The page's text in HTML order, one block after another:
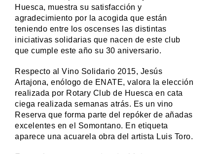
Huesca, muestra su satisfacción y
agradecimiento por la acogida que están
teniendo entre los oscenses las distintas
iniciativas solidarias que nacen de este club
que cumple este año su 30 aniversario.
Respecto al Vino Solidario 2015, Jesús
Artajona, enólogo de ENATE, valora la elección
realizada por Rotary Club de Huesca en cata
ciega realizada semanas atrás. Es un vino
Reserva que forma parte del repóker de añadas
excelentes en el Somontano. En etiqueta
aparece una acuarela obra del artista Luis Toro.